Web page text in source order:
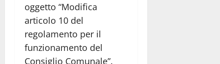
oggetto “Modifica
articolo 10 del
regolamento per il
funzionamento del
Consiglio Comunale”.